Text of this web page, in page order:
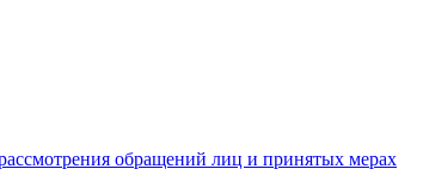
обращений лиц и принятых мерах